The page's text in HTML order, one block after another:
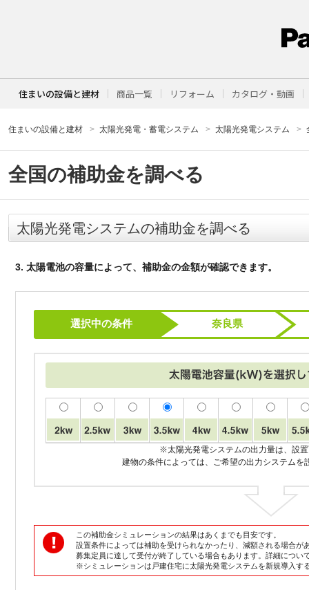
住まいの設備と建材 商品一覧 リフォーム カタログ・動画
住まいの設備と建材 太陽光発電・蓄電システム 太陽光発電システム
全国の補助金を調べる
太陽光発電システムの補助金を調べる
3. 太陽電池の容量によって、補助金の金額が確認できます。
選択中の条件 奈良県
※太陽光発電システムの出力量は、設
建物の条件によっては、ご希望の出力システムを
この補助金シミュレーションの結果はあくまでも目安です。
設置条件によっては補助を受けられなかったり、減額される場合が
募集定員に達して受付が終了している場合もあります。詳細につい
※シミュレーションは戸建住宅に太陽光発電システムを新規導入す